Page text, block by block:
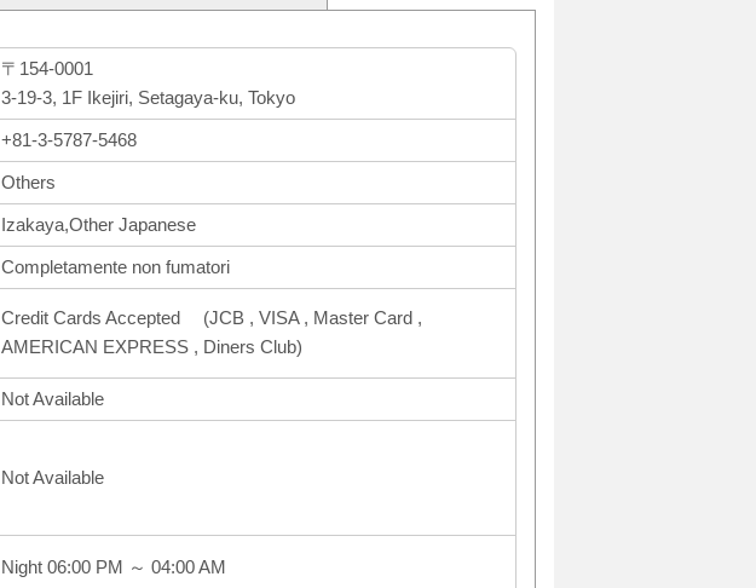
〒154-0001
3-19-3, 1F Ikejiri, Setagaya-ku, Tokyo
+81-3-5787-5468
Others
Izakaya,Other Japanese
Completamente non fumatori
Credit Cards Accepted (JCB , VISA , Master Card ,
AMERICAN EXPRESS , Diners Club)
Not Available
Not Available
Night 06:00 PM ～ 04:00 AM